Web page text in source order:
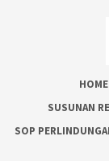
HOME
SUSUNAN
SOP